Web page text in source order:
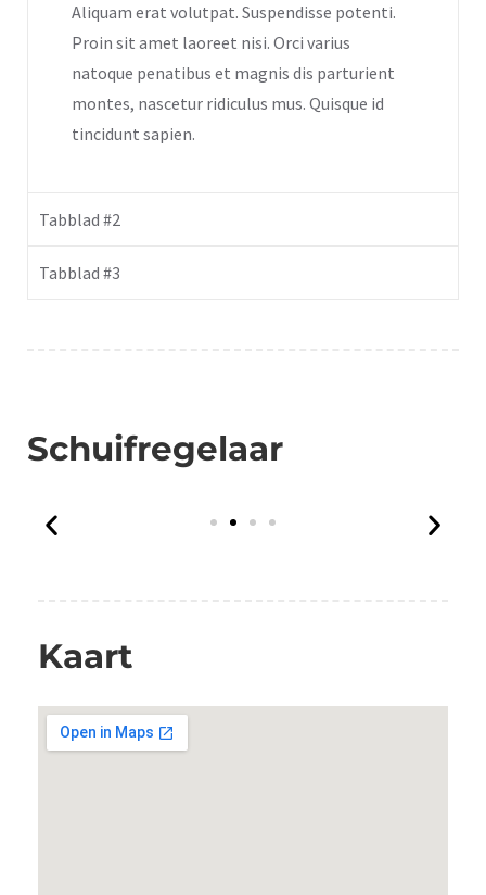
Aliquam erat volutpat. Suspendisse potenti.
Proin sit amet laoreet nisi. Orci varius
natoque penatibus et magnis dis parturient
montes, nascetur ridiculus mus. Quisque id
tincidunt sapien.
Tabblad #2
Tabblad #3
Schuifregelaar
Kaart